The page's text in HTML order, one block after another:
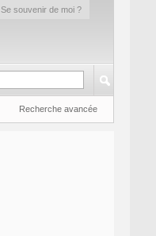
Se souvenir de moi ?
Recherche avancée